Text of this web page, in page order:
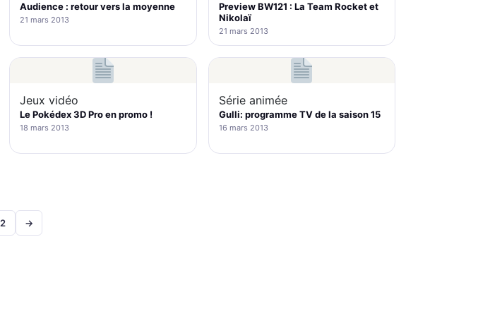
Audience : retour vers la moyenne
21 mars 2013
Preview BW121 : La Team Rocket et
Nikolaï
21 mars 2013
Jeux vidéo
Le Pokédex 3D Pro en promo !
18 mars 2013
Série animée
Gulli: programme TV de la saison 15
16 mars 2013
Pagination
2 →